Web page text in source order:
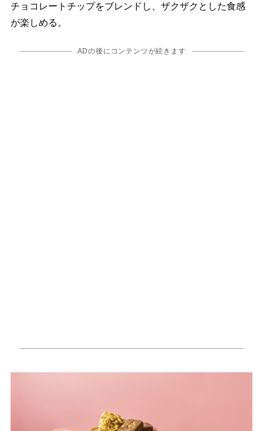
チョコレートチップをブレンドし、ザクザクとした食感
が楽しめる。
ADの後にコンテンツが続きます